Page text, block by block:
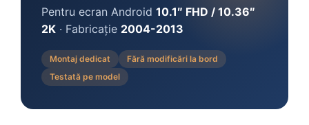
Camere Audi
Camere BMW
Camere Ford
Camere Opel
Pentru ecran Android 10.1″ FHD / 10.36″
2K · Fabricație 2004-2013
Montaj dedicat
Fără modificări la bord
Testată pe model